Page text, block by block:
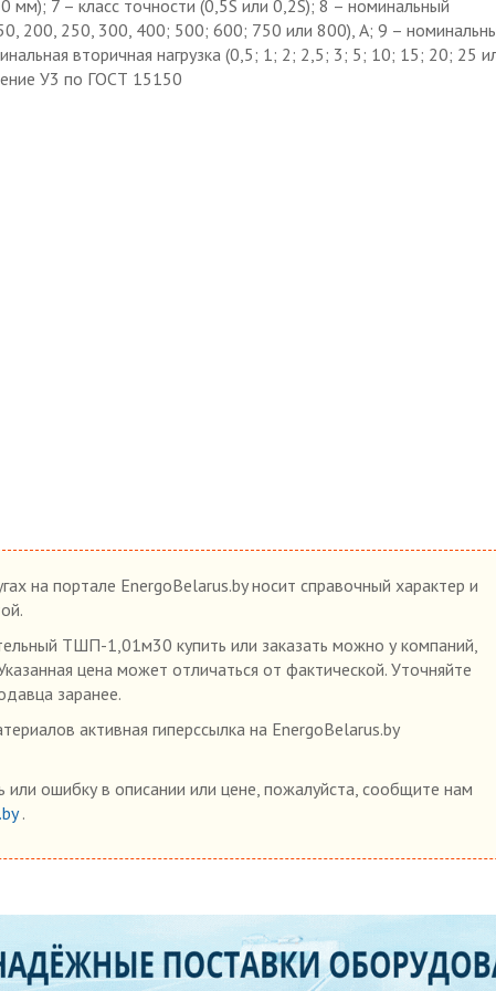
мм); 7 – класс точности (0,5S или 0,2S); 8 – номинальный
200, 250, 300, 400; 500; 600; 750 или 800), А; 9 –
вторичная нагрузка (0,5; 1; 2; 2,5; 3; 5; 10; 15; 20; 25
У3 по ГОСТ 15150
на портале EnergoBelarus.by носит справочный характер и
ТШП-1,01м30 купить или заказать можно у компаний,
цена может отличаться от фактической. Уточняйте
заранее.
активная гиперссылка на EnergoBelarus.by
или ошибку в описании или цене, пожалуйста, сообщите нам
.